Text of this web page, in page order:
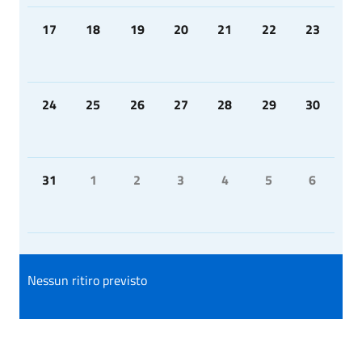
17 18 19 20 21 22 23
24 25 26 27 28 29 30
31 1 2 3 4 5 6
Nessun ritiro previsto